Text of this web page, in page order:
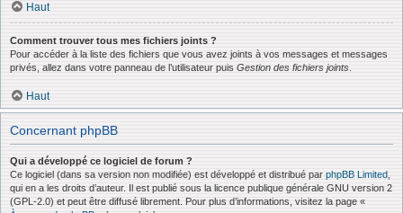
Haut
Comment trouver tous mes fichiers joints ?
Pour accéder à la liste des fichiers que vous avez joints à vos messages et messages
privés, allez dans votre panneau de l’utilisateur puis Gestion des fichiers joints
Haut
Concernant phpBB
Qui a développé ce logiciel de forum ?
Ce logiciel (dans sa version non modifiée) est développé et distribué par phpBB Limited
qui en a les droits d’auteur. Il est publié sous la licence publique générale GNU version 2
(GPL-2.0) et peut être diffusé librement. Pour plus d’informations, visitez la page «